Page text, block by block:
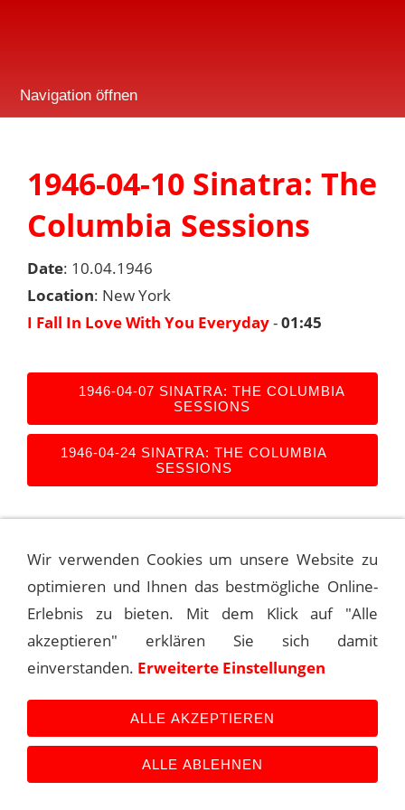
Navigation öffnen
1946-04-10 Sinatra: The
Columbia Sessions
Date: 10.04.1946
Location: New York
I Fall In Love With You Everyday-01:45
1946-04-07 SINATRA: THE COLUMBIA
SESSIONS
1946-04-24 SINATRA: THE COLUMBIA
SESSIONS
Kontakt Main Event History
Quellen
Impressum
Datenschutzerklärung Links
Wir verwenden Cookies um unsere Website zu
optimieren und Ihnen das bestmögliche Online-
Erlebnis zu bieten. Mit dem Klick auf "Alle
akzeptieren" erklären Sie sich damit
einverstanden. Erweiterte Einstellungen
ALLE AKZEPTIEREN
ALLE ABLEHNEN